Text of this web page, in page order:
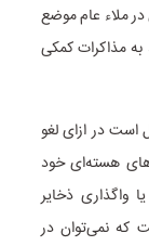
در ملاء عام موضع
مذاکرات کمکی
است در ازای لغو
هسته‌ای خود
واگذاری ذخایر
که نمی‌توان در